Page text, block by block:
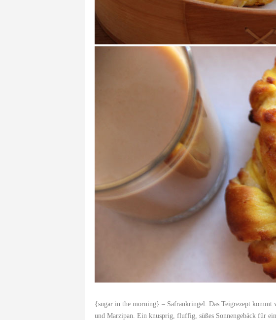
{sugar in the morning} – Safrankringel. Das Teigrezept kommt
und Marzipan. Ein knusprig, fluffig, süßes Sonnengebäck für